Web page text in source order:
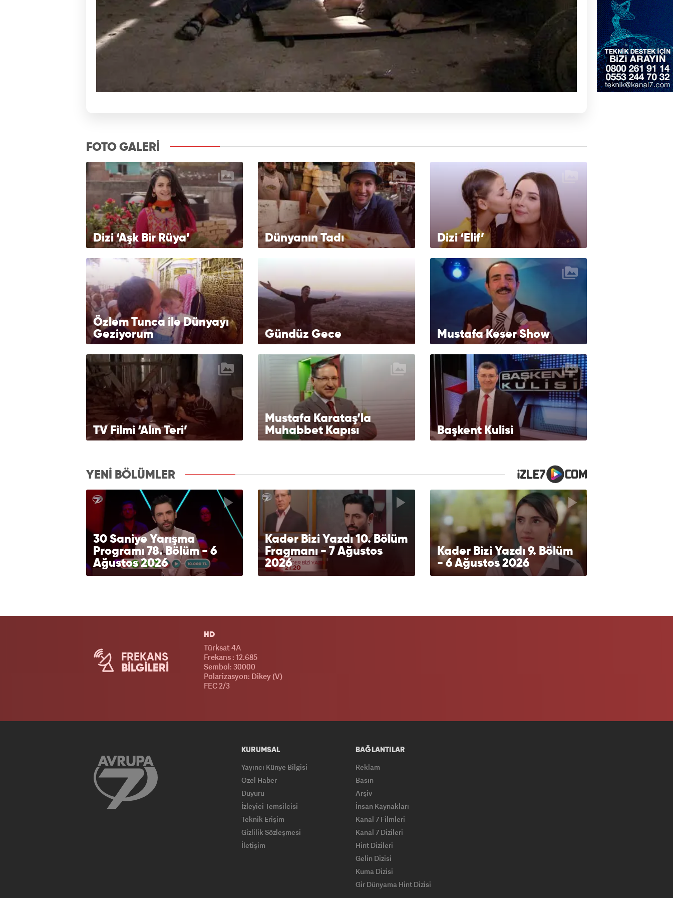
FOTO GALERİ
Dizi ‘Aşk Bir Rüya’ Dünyanın Tadı Dizi ‘Elif’
Özlem Tunca ile Dünyayı
Geziyorum
Gündüz Gece Mustafa Keser Show
TV Filmi ‘Alın Teri’
Mustafa Karataş’la
Muhabbet Kapısı
Başkent Kulisi
YENİ BÖLÜMLER
30 Saniye Yarışma
Programı 78. Bölüm - 6
Ağustos 2026
Kader Bizi Yazdı 10. Bölüm
Fragmanı - 7 Ağustos
2026
Kader Bizi Yazdı 9. Bölüm
- 6 Ağustos 2026
FREKANS
BİLGİLERİ
HD
Türksat 4A
Frekans : 12.685
Sembol: 30000
Polarizasyon: Dikey (V)
FEC 2/3
KURUMSAL
Yayıncı Künye Bilgisi
Özel Haber
Duyuru
İzleyici Temsilcisi
Teknik Erişim
Gizlilik Sözleşmesi
İletişim
BAĞLANTILAR
Reklam
Basın
Arşiv
İnsan Kaynakları
Kanal 7 Filmleri
Kanal 7 Dizileri
Hint Dizileri
Gelin Dizisi
Kuma Dizisi
Gir Dünyama Hint Dizisi